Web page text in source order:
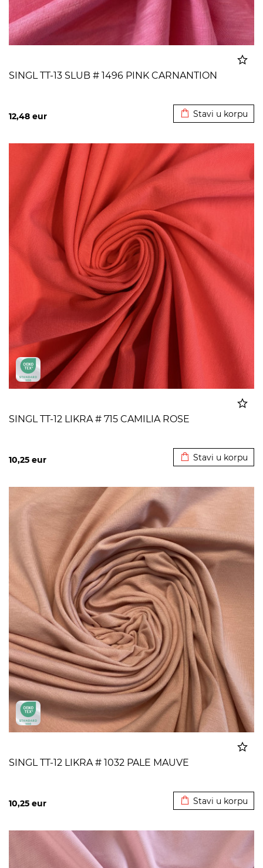
SINGL TT-13 SLUB # 1496 PINK CARNANTION
12,48 eur Stavi u korpu
SINGL TT-12 LIKRA # 715 CAMILIA ROSE
10,25 eur Stavi u korpu
SINGL TT-12 LIKRA # 1032 PALE MAUVE
10,25 eur Stavi u korpu